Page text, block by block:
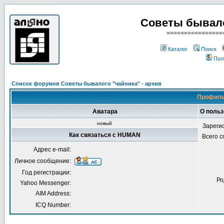
Советы
Каталог
Поиск
Список форумов Советы бывалого "чайника" - архив
Аватара О
новый
Всего
Как связаться с HUMAN
Адрес e-mail:
Личное сообщение:
Год регистрации:
Yahoo Messenger:
AIM Address:
ICQ Number: